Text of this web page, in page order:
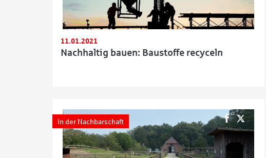
11.01.2021
Nachhaltig bauen: Baustoffe recyceln
In der Nachbarschaft